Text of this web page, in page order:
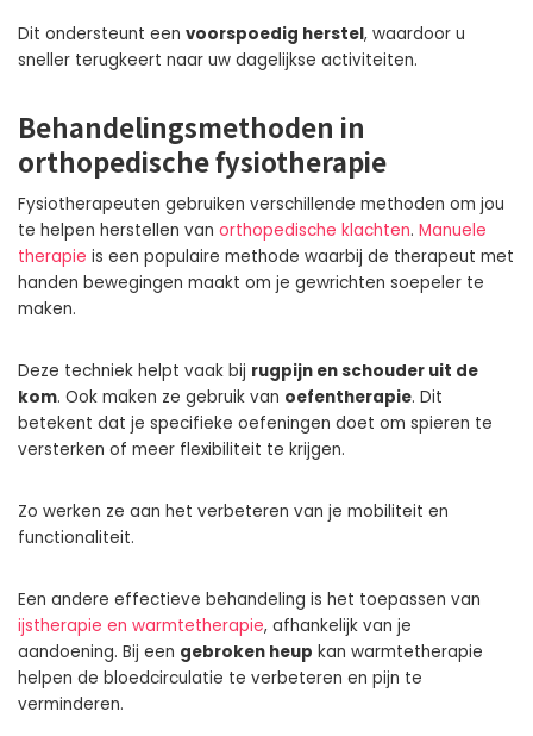
Dit ondersteunt een voorspoedig herstel, waardoor u
sneller terugkeert naar uw dagelijkse activiteiten.
Behandelingsmethoden in
orthopedische fysiotherapie
Fysiotherapeuten gebruiken verschillende methoden om jou
te helpen herstellen van orthopedische klachten. Manuele
therapie is een populaire methode waarbij de therapeut met
handen bewegingen maakt om je gewrichten soepeler te
maken.
Deze techniek helpt vaak bij rugpijn en schouder uit de
kom. Ook maken ze gebruik van oefentherapie. Dit
betekent dat je specifieke oefeningen doet om spieren te
versterken of meer flexibiliteit te krijgen.
Zo werken ze aan het verbeteren van je mobiliteit en
functionaliteit.
Een andere effectieve behandeling is het toepassen van
ijstherapie en warmtetherapie, afhankelijk van je
aandoening. Bij een gebroken heup kan warmtetherapie
helpen de bloedcirculatie te verbeteren en pijn te
verminderen.